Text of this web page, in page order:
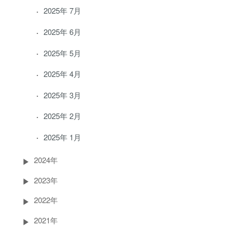
2025年 7月
2025年 6月
2025年 5月
2025年 4月
2025年 3月
2025年 2月
2025年 1月
2024年
2023年
2022年
2021年